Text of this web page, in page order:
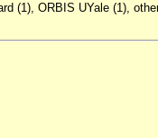
(1), ORBIS UYale (1),